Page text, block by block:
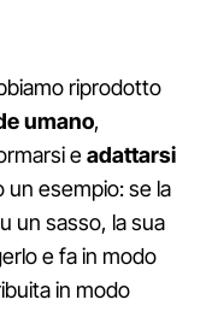
riprodotto
umano,
eadattarsi
un esempio: se la
un sasso, la sua
e fa in modo
in modo